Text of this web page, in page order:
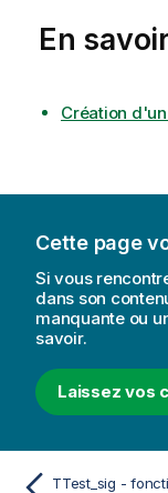
En
Création
Cette page
Si vous
dans son
manquante ou
savoir.
Laissez vos